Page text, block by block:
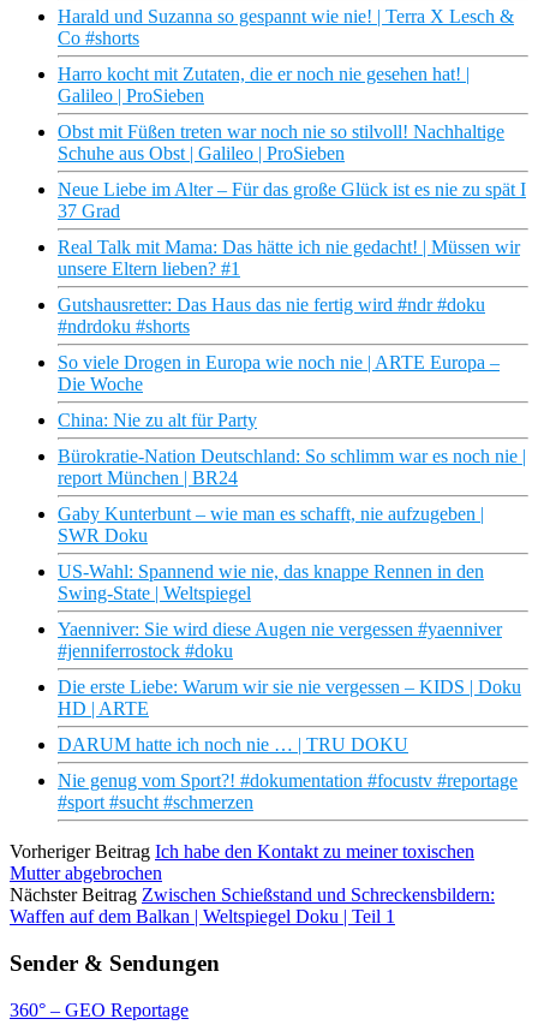
Harald und Suzanna so gespannt wie nie! | Terra X Lesch &
Co #shorts
Harro kocht mit Zutaten, die er noch nie gesehen hat! |
Galileo | ProSieben
Obst mit Füßen treten war noch nie so stilvoll! Nachhaltige
Schuhe aus Obst | Galileo | ProSieben
Neue Liebe im Alter – Für das große Glück ist es nie zu spät I
37 Grad
Real Talk mit Mama: Das hätte ich nie gedacht! | Müssen wir
unsere Eltern lieben? #1
Gutshausretter: Das Haus das nie fertig wird #ndr #doku
#ndrdoku #shorts
So viele Drogen in Europa wie noch nie | ARTE Europa –
Die Woche
China: Nie zu alt für Party
Bürokratie-Nation Deutschland: So schlimm war es noch nie |
report München | BR24
Gaby Kunterbunt – wie man es schafft, nie aufzugeben |
SWR Doku
US-Wahl: Spannend wie nie, das knappe Rennen in den
Swing-State | Weltspiegel
Yaenniver: Sie wird diese Augen nie vergessen #yaenniver
#jenniferrostock #doku
Die erste Liebe: Warum wir sie nie vergessen – KIDS | Doku
HD | ARTE
DARUM hatte ich noch nie … | TRU DOKU
Nie genug vom Sport?! #dokumentation #focustv #reportage
#sport #sucht #schmerzen
Vorheriger Beitrag Ich habe den Kontakt zu meiner toxischen
Mutter abgebrochen
Nächster Beitrag Zwischen Schießstand und Schreckensbildern:
Waffen auf dem Balkan | Weltspiegel Doku | Teil 1
Sender & Sendungen
360° – GEO Reportage